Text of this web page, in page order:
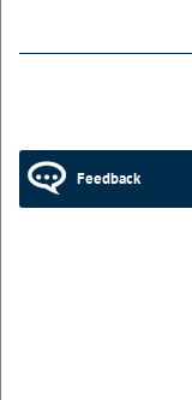
Feedback